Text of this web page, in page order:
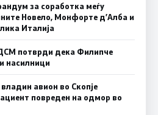
за соработка меѓу
Новело, Монфорте д’Алба и
Италија
потврди дека Филипче
насилници
авион во Скопје
повреден на одмор во